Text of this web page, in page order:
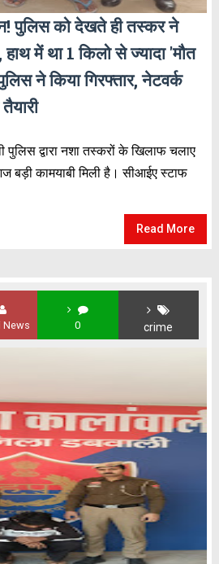
पुलिस को देखते ही तस्कर ने
में था 1 किलो से ज्यादा 'मौत
ने किया गिरफ्तार, नेटवर्क
पुलिस द्वारा नशा तस्करों के खिलाफ चलाए
बड़ी कामयाबी मिली है। सीआईए स्टाफ
Read More
News 0 crime